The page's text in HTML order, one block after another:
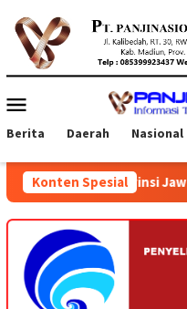
konten
Mobile
Berita Daerah Nasional
Konten Spesial
Jawa Timur dan Bali